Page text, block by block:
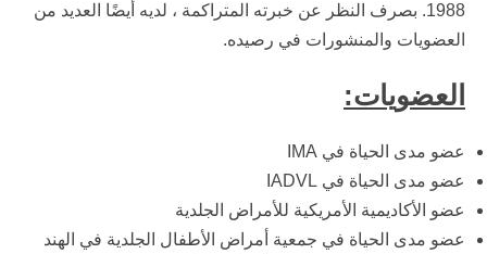
1988. بصرف النظر عن خبرته المتراكمة ، لديه أيضًا العديد من
العضويات والمنشورات في رصيده.
العضويات:
عضو مدى الحياة في IMA
عضو مدى الحياة في IADVL
عضو الأكاديمية الأمريكية للأمراض الجلدية
عضو مدى الحياة في جمعية أمراض الأطفال الجلدية في الهند